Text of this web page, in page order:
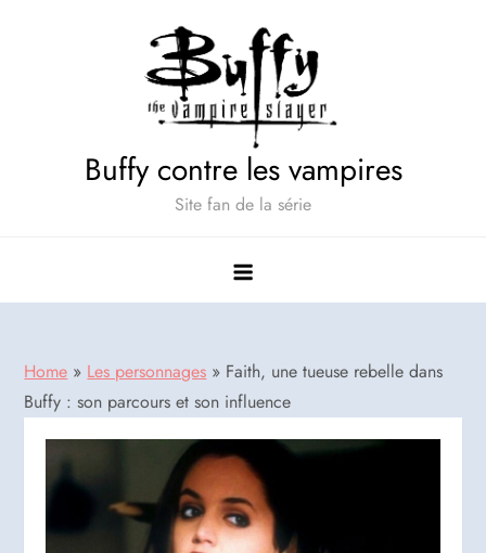
Buffy contre les vampires
Site fan de la série
Home » Les personnages » Faith, une tueuse rebelle dans
Buffy : son parcours et son influence